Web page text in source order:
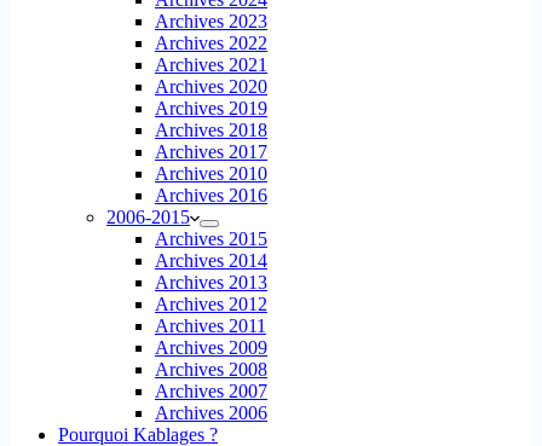
Archives 2023
Archives 2022
Archives 2021
Archives 2020
Archives 2019
Archives 2018
Archives 2017
Archives 2010
Archives 2016
2006-2015
Archives 2015
Archives 2014
Archives 2013
Archives 2012
Archives 2011
Archives 2009
Archives 2008
Archives 2007
Archives 2006
Pourquoi Kablages ?